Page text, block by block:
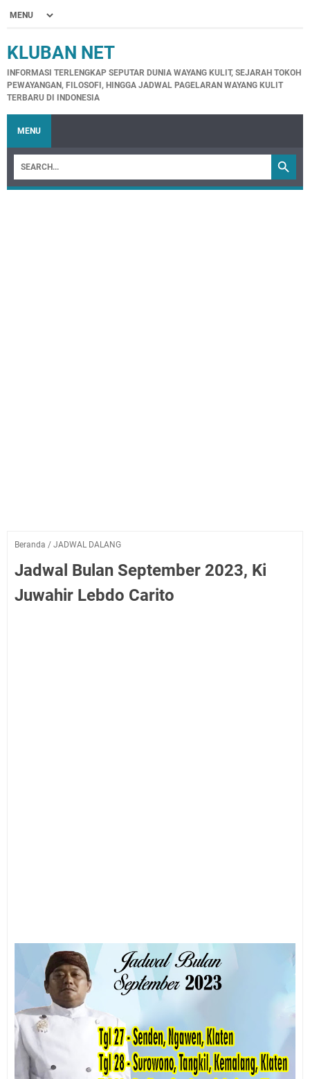
KLUBAN NET
INFORMASI TERLENGKAP SEPUTAR DUNIA WAYANG KULIT, SEJARAH TOKOH
PEWAYANGAN, FILOSOFI, HINGGA JADWAL PAGELARAN WAYANG KULIT
TERBARU DI INDONESIA
MENU
Beranda / JADWAL DALANG
Jadwal Bulan September 2023, Ki
Juwahir Lebdo Carito